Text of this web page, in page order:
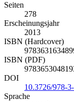
Seiten
278
Erscheinungsjahr
2013
ISBN (Hardcover)
ISBN (PDF)
DOI
10.3726/978-
Sprache